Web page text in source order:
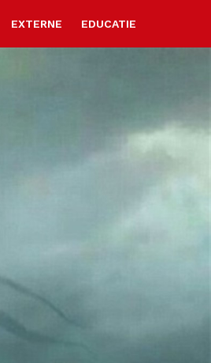
EXTERNE EDUCATIE